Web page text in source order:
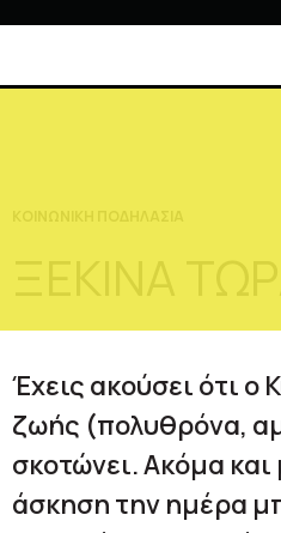
Επικοινωνία
Επικοινωνία
Έχεις ακούσει ότι ο
ζωής (πολυθρόνα,
σκοτώνει. Ακόμα
άσκηση την ημέρα